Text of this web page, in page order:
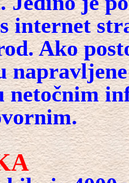
internet
Ako
netočnim